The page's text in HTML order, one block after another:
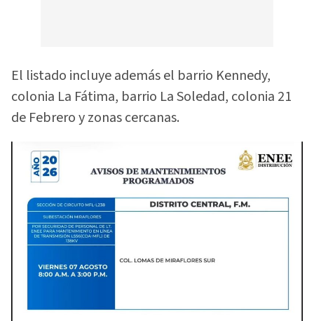
El listado incluye además el barrio Kennedy,
colonia La Fátima, barrio La Soledad, colonia 21
de Febrero y zonas cercanas.